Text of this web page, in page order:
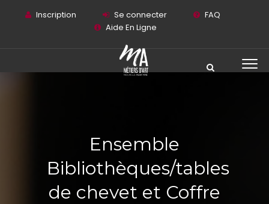
Inscription Se connecter
FAQ
Aide En Ligne
Ensemble
Bibliothèques/tables
de chevet et Coffre